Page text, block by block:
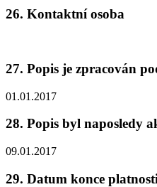
26. Kontaktní osoba
27. Popis je zpracován
01.01.2017
28. Popis byl naposledy
09.01.2017
29. Datum konce